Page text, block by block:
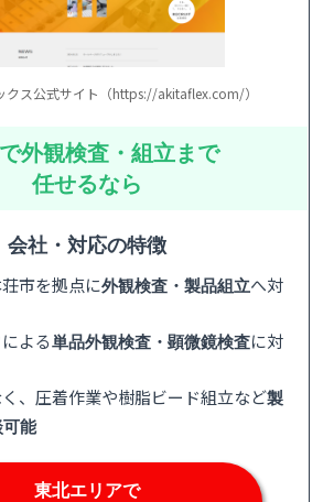
クス公式サイト（https://akitaflex.com/）
外観検査・組立まで
任せるなら
会社・対応の特徴
市を拠点に外観検査・製品組立へ対
よる単品外観検査・顕微鏡検査に対
、圧着作業や樹脂ビード組立など製
可能
東北エリアで